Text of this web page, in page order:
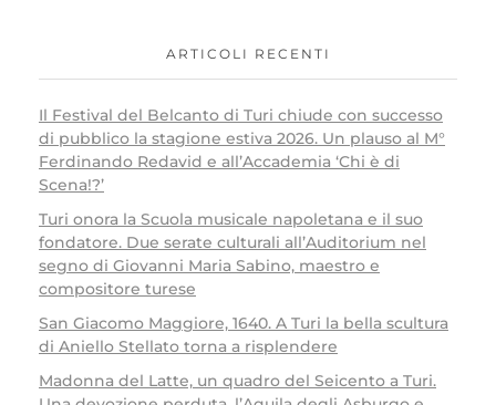
ARTICOLI RECENTI
Il Festival del Belcanto di Turi chiude con successo
di pubblico la stagione estiva 2026. Un plauso al M°
Ferdinando Redavid e all’Accademia ‘Chi è di
Scena!?’
Turi onora la Scuola musicale napoletana e il suo
fondatore. Due serate culturali all’Auditorium nel
segno di Giovanni Maria Sabino, maestro e
compositore turese
San Giacomo Maggiore, 1640. A Turi la bella scultura
di Aniello Stellato torna a risplendere
Madonna del Latte, un quadro del Seicento a Turi.